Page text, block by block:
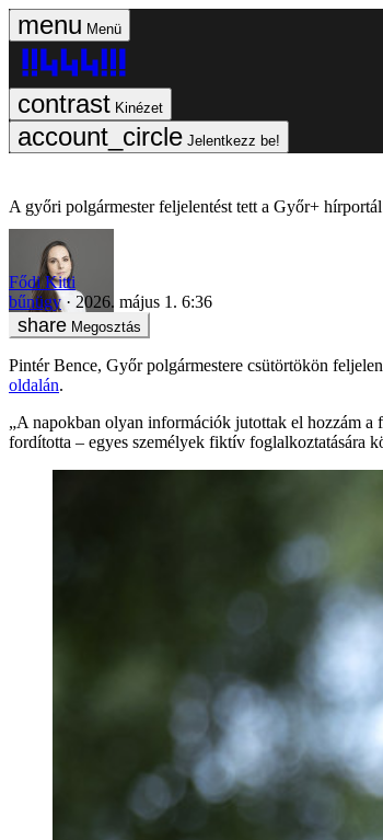
Menü
Kinézet
Jelentkezz be!
A győri polgármester feljelentést tett a Győr+
Fődi Kitti
bűnügy
2026. május 1. 6:36
Megosztás
Pintér Bence, Győr polgármestere csütörtökön
oldalán.
„A napokban olyan információk jutottak el hozzám a
fordította – egyes személyek fiktív foglalkoztatására